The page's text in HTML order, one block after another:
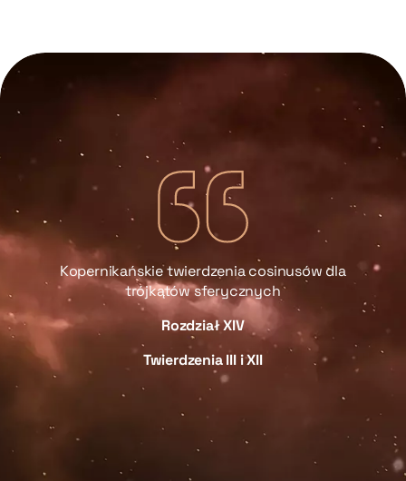
Kopernikańskie twierdzenia cosinusów dla
trójkątów sferycznych
Rozdział XIV
Twierdzenia III i XII